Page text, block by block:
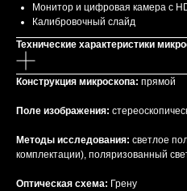
Монитор и цифровая камера с
Калибровочный слайд
Технические характеристики
Конструкция микроскопа: прямой
Поле изображения:
Методы исследования: светлое
комплектации), поляризованный
Оптическая схема: Грену